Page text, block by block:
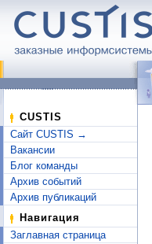
CUSTIS
Сайт CUSTIS →
Вакансии
Блог команды
Архив событий
Архив публикаций
Навигация
Заглавная страница